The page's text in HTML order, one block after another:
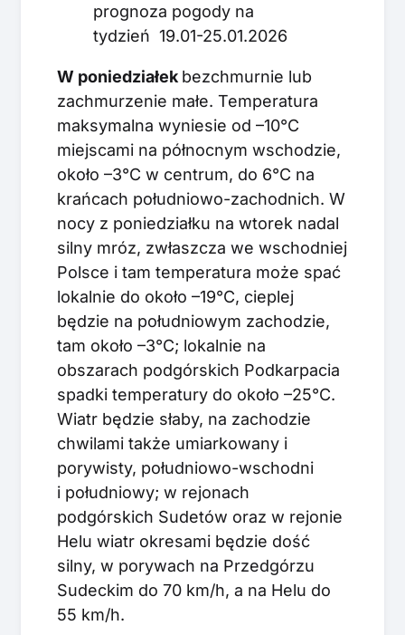
prognoza pogody na
tydzień 19.01-25.01.2026
W poniedziałek bezchmurnie lub
zachmurzenie małe. Temperatura
maksymalna wyniesie od –10°C
miejscami na północnym wschodzie,
około –3°C w centrum, do 6°C na
krańcach południowo-zachodnich. W
nocy z poniedziałku na wtorek nadal
silny mróz, zwłaszcza we wschodniej
Polsce i tam temperatura może spać
lokalnie do około –19°C, cieplej
będzie na południowym zachodzie,
tam około –3°C; lokalnie na
obszarach podgórskich Podkarpacia
spadki temperatury do około –25°C.
Wiatr będzie słaby, na zachodzie
chwilami także umiarkowany i
porywisty, południowo-wschodni
i południowy; w rejonach
podgórskich Sudetów oraz w rejonie
Helu wiatr okresami będzie dość
silny, w porywach na Przedgórzu
Sudeckim do 70 km/h, a na Helu do
55 km/h.